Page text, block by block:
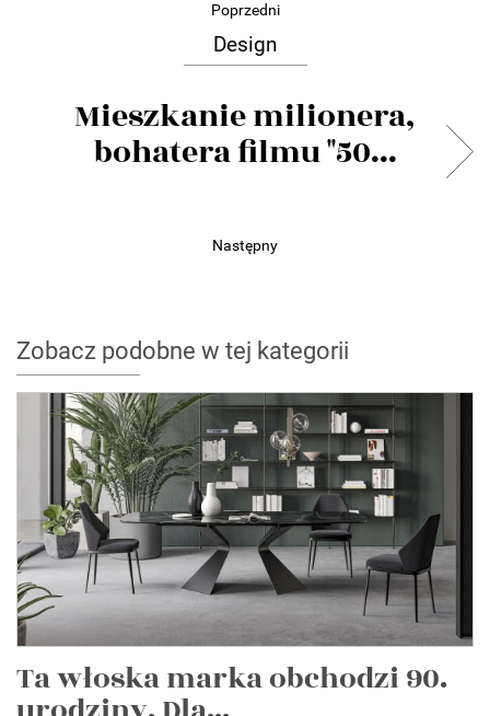
Poprzedni
Design
Mieszkanie milionera,
bohatera filmu "50...
Następny
Zobacz podobne w tej kategorii
Ta włoska marka obchodzi 90.